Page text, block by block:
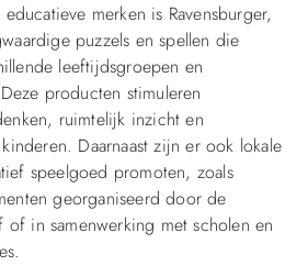
merken is Ravensburger,
puzzels en spellen die
leeftijdsgroepen en
producten stimuleren
ruimtelijk inzicht en
Daarnaast zijn er ook lokale
speelgoed promoten, zoals
georganiseerd door de
of in samenwerking met scholen en